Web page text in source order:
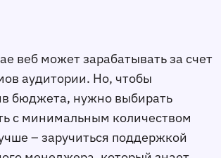
веб может зарабатывать за счет
аудитории. Но, чтобы
бюджета, нужно выбирать
с минимальным количеством
– заручиться поддержкой